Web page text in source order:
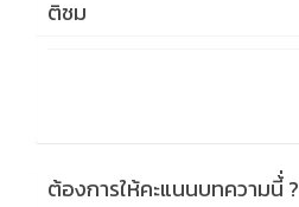
ติชม
ต้องการให้คะแนนบทความนี้่ ?